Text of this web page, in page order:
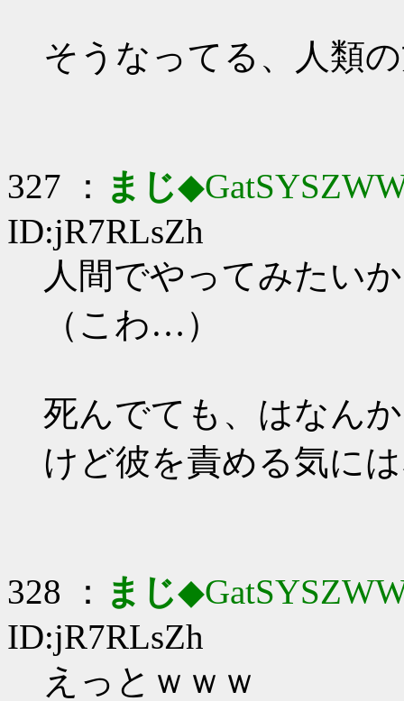
そうなってる、人類
327 ： まじ
ID:jR7RLsZh
人間でやってみたい
（こわ…）
死んでても、はなん
けど彼を責める気に
328 ： まじ
ID:jR7RLsZh
えっとｗｗｗ